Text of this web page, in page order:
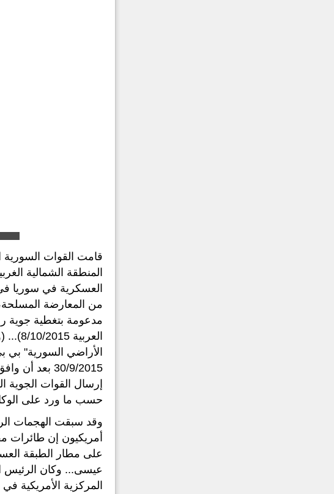
المنطقة الشمالية
العسكرية في سوريا
مدعومة بتغطية جوية
30/9/2015
إرسال القوات الجوية
حسب ما ورد على الوكالة
أمريكيون إن طائرات
المركزية